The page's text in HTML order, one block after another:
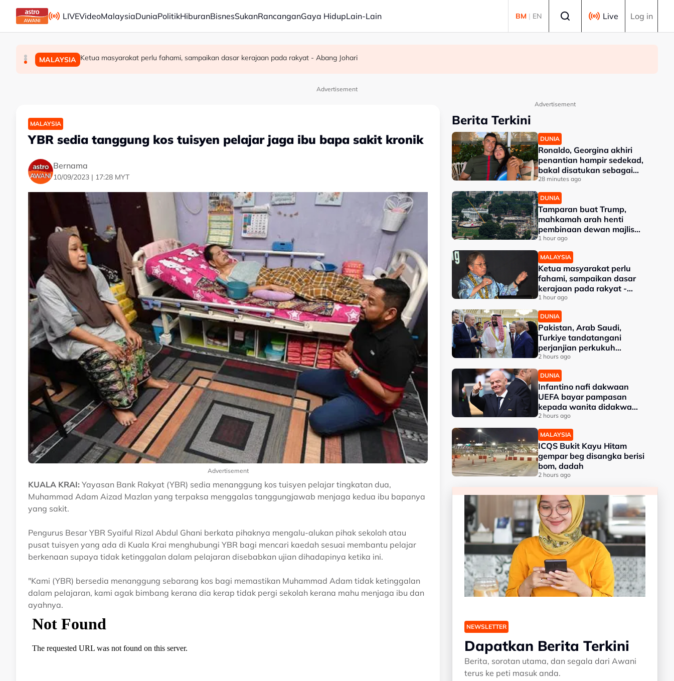
Skip to main content
LIVEVideoMalaysiaDuniaPolitikHiburanBisnesSukanRancanganGaya HidupLain-Lain BM | EN Live Log in
DUNIA Ronaldo, Georgina akhiri penantian hampir sedekad, bakal disatukan sebagai suami isteri
DUNIA Tamparan buat Trump, mahkamah arah henti pembinaan dewan majlis baharu White House bernilai RM1.6 bilion
MALAYSIA Ketua masyarakat perlu fahami, sampaikan dasar kerajaan pada rakyat - Abang Johari
Advertisement
MALAYSIA
YBR sedia tanggung kos tuisyen pelajar jaga ibu bapa sakit kronik
Bernama
10/09/2023 | 17:28 MYT
Advertisement
KUALA KRAI: Yayasan Bank Rakyat (YBR) sedia menanggung kos tuisyen pelajar tingkatan dua,
Muhammad Adam Aizad Mazlan yang terpaksa menggalas tanggungjawab menjaga kedua ibu bapanya
yang sakit.
Pengurus Besar YBR Syaiful Rizal Abdul Ghani berkata pihaknya mengalu-alukan pihak sekolah atau
pusat tuisyen yang ada di Kuala Krai menghubungi YBR bagi mencari kaedah sesuai membantu pelajar
berkenaan supaya tidak ketinggalan dalam pelajaran disebabkan ujian dihadapinya ketika ini.
"Kami (YBR) bersedia menanggung sebarang kos bagi memastikan Muhammad Adam tidak ketinggalan
dalam pelajaran, kami agak bimbang kerana dia kerap tidak pergi sekolah kerana mahu menjaga ibu dan
ayahnya.
Advertisement
Berita Terkini
DUNIA
Ronaldo, Georgina akhiri
penantian hampir sedekad,
bakal disatukan sebagai
suami isteri
28 minutes ago
DUNIA
Tamparan buat Trump,
mahkamah arah henti
pembinaan dewan majlis
baharu White House bernilai
RM1.6 bilion
1 hour ago
MALAYSIA
Ketua masyarakat perlu
fahami, sampaikan dasar
kerajaan pada rakyat -
Abang Johari
1 hour ago
DUNIA
Pakistan, Arab Saudi,
Turkiye tandatangani
perjanjian perkukuh
pertahanan kolektif
2 hours ago
DUNIA
Infantino nafi dakwaan
UEFA bayar pampasan
kepada wanita didakwa
kekasih
2 hours ago
MALAYSIA
ICQS Bukit Kayu Hitam
gempar beg disangka berisi
bom, dadah
2 hours ago
NEWSLETTER
Dapatkan Berita Terkini
Berita, sorotan utama, dan segala dari Awani
terus ke peti masuk anda.